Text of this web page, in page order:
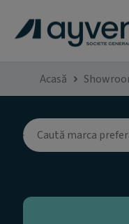
Acasă